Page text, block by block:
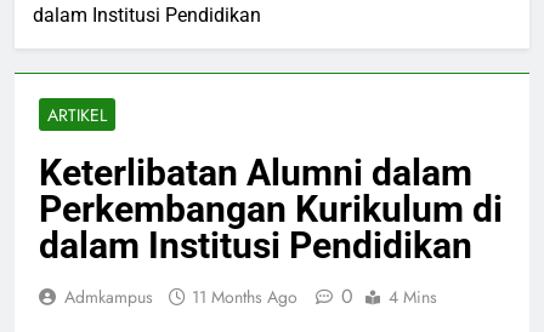
dalam Institusi Pendidikan
ARTIKEL
Keterlibatan Alumni dalam
Perkembangan Kurikulum di
dalam Institusi Pendidikan
Admkampus 11 Months Ago 0 4 Mins